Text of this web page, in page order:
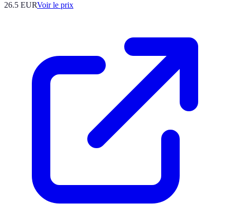
26.5 EURVoir le prix